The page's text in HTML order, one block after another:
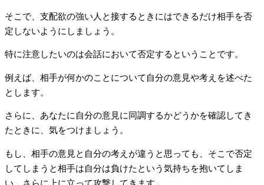
そこで、支配欲の強い人と接するときにはできるだけ相手を否
定しないようにしましょう。
特に注意したいのは会話において否定するということです。
例えば、相手が何かのことについて自分の意見や考えを述べた
とします。
さらに、あなたに自分の意見に同調するかどうかを確認してき
たときに、気をつけましょう。
もし、相手の意見と自分の考えが違うと思っても、そこで否定
してしまうと相手は自分は負けたという気持ちを抱いてしま